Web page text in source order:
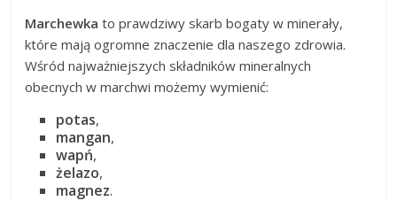
Marchewka to prawdziwy skarb bogaty w minerały,
które mają ogromne znaczenie dla naszego zdrowia.
Wśród najważniejszych składników mineralnych
obecnych w marchwi możemy wymienić:
potas,
mangan,
wapń,
żelazo,
magnez.